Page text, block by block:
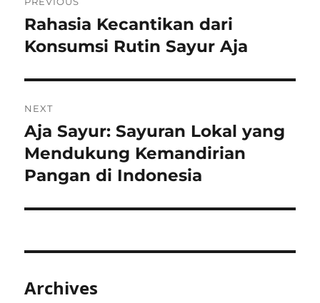
navigation
Previous
post:
Rahasia Kecantikan dari
Konsumsi Rutin Sayur Aja
NEXT
Next
post:
Aja Sayur: Sayuran Lokal yang
Mendukung Kemandirian
Pangan di Indonesia
Archives